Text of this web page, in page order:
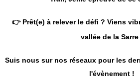
👉 Prêt(e) à relever le défi ? Viens
vallée de la Sarre
Suis nous sur nos réseaux pour les
l'évènement !